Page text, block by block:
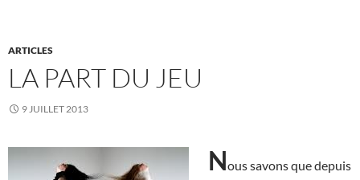
ARTICLES
LA PART DU JEU
9 JUILLET 2013
Nous savons que depuis